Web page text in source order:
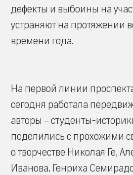
дефекты и выбоины на
устраняют на протяжении
времени года.
На первой линии
сегодня работала
авторы – студенты-
поделились с прохожими
о творчестве Николая Ге,
Иванова, Генриха